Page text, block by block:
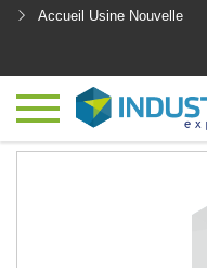
Accueil Usine Nouvelle